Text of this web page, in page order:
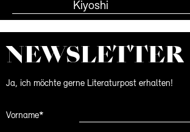
Kiyoshi
NEWS­LETTER
Ja, ich möchte gerne Literaturpost erhalten!
Vorname*